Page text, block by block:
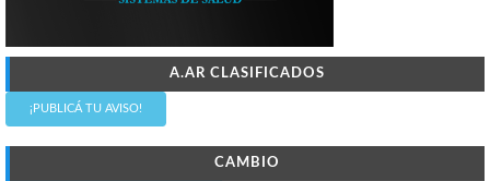
A.AR CLASIFICADOS
¡PUBLICÁ TU AVISO!
CAMBIO